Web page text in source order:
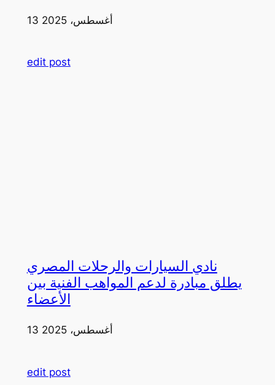
13 أغسطس، 2025
edit post
نادي السيارات والرحلات المصري
يطلق مبادرة لدعم المواهب الفنية بين
الأعضاء
13 أغسطس، 2025
edit post